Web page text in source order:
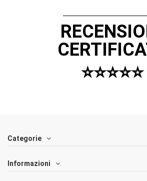
⭐️⭐️⭐️⭐️⭐️
Categorie
Informazioni